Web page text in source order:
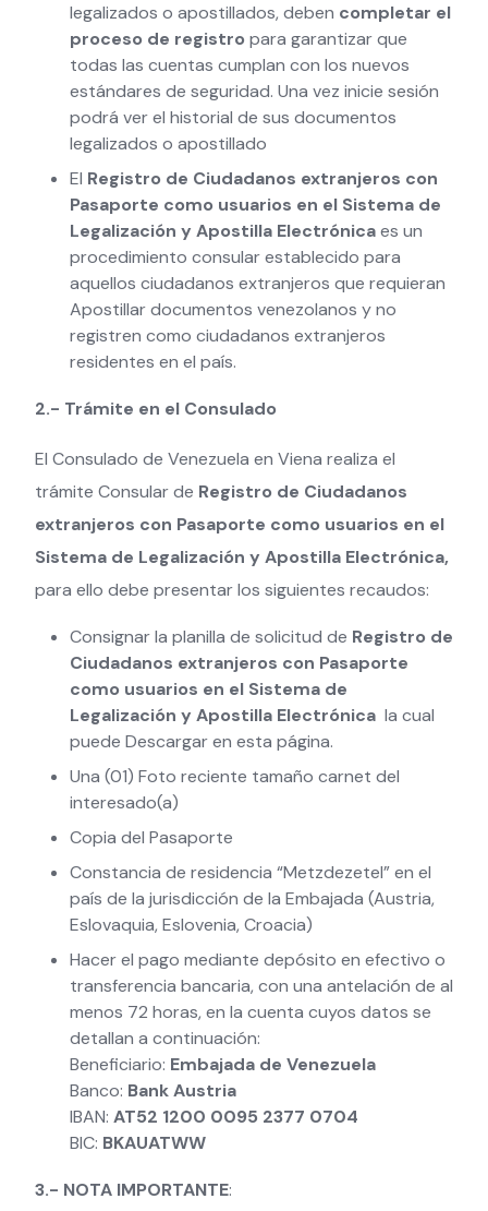
legalizados o apostillados, deben completar el
proceso de registro para garantizar que
todas las cuentas cumplan con los nuevos
estándares de seguridad. Una vez inicie sesión
podrá ver el historial de sus documentos
legalizados o apostillado
El Registro de Ciudadanos extranjeros con
Pasaporte como usuarios en el Sistema de
Legalización y Apostilla Electrónicaes un
procedimiento consular establecido para
aquellos ciudadanos extranjeros que requieran
Apostillar documentos venezolanos y no
registren como ciudadanos extranjeros
residentes en el país.
2.- Trámite en el Consulado
El Consulado de Venezuela en Viena realiza el
trámite Consular de Registro de Ciudadanos
extranjeros con Pasaporte como usuarios en el
Sistema de Legalización y Apostilla Electrónica,
para ello debe presentar los siguientes recaudos:
Consignar la planilla de solicitud de Registro de
Ciudadanos extranjeros con Pasaporte
como usuarios en el Sistema de
Legalización y Apostilla Electrónica la cual
puede Descargar en esta página.
Una (01) Foto reciente tamaño carnet del
interesado(a)
Copia del Pasaporte
Constancia de residencia “Metzdezetel” en el
país de la jurisdicción de la Embajada (Austria,
Eslovaquia, Eslovenia, Croacia)
Hacer el pago mediante depósito en efectivo o
transferencia bancaria, con una antelación de al
menos 72 horas, en la cuenta cuyos datos se
detallan a continuación:
Beneficiario: Embajada de Venezuela
Banco: Bank Austria
IBAN: AT52 1200 0095 2377 0704
BIC: BKAUATWW
3.- NOTA IMPORTANTE: